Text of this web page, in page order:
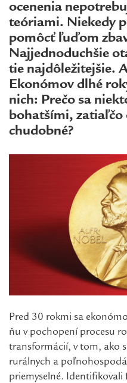
ocenenia
teóriami. Niekedy
pomôcť ľuďom
Najjednoduchšie
tie najdôležitejšie.
Ekonómov dlhé
nich: Prečo sa
bohatšími, zatiaľčo
chudobné?
Pred 30 rokmi sa
ňu v pochopení procesu
transformácií, v tom, ako
rurálnych a
priemyselné. Identifikovali